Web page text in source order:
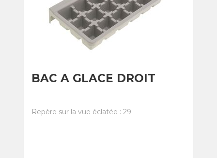
BAC A GLACE DROIT
Repère sur la vue éclatée : 29